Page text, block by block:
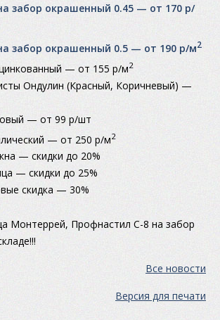
забор окрашенный 0.45 — от 170 р/
забор окрашенный 0.5 — от 190 р/м2
— от 155 р/м2
Ондулин (Красный, Коричневый) —
— от 99 р/шт
— от 250 р/м2
— скидки до 20%
— скидки до 25%
скидка — 30%
Монтеррей, Профнастил С-8 на забор
Все новости
Версия для печати